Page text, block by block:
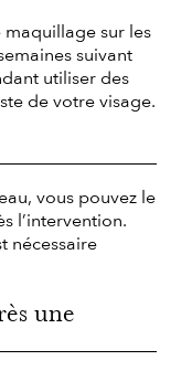
maquillage sur les
suivant
utiliser des
de votre visage.
vous pouvez le
l’intervention.
nécessaire
une